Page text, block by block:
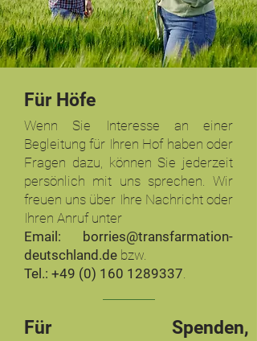
​Für Höfe
Wenn Sie Interesse an einer
Begleitung für Ihren Hof haben oder
Fragen dazu, können Sie jederzeit
persönlich mit uns sprechen. Wir
freuen uns über Ihre Nachricht oder
Ihren Anruf unter
Email: borries@transfarmation-
deutschland.de bzw.
Tel.: +49 (0) 160 1289337.​
​Für Spenden,